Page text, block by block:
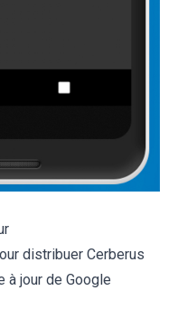
distribuer Cerberus
à jour de Google